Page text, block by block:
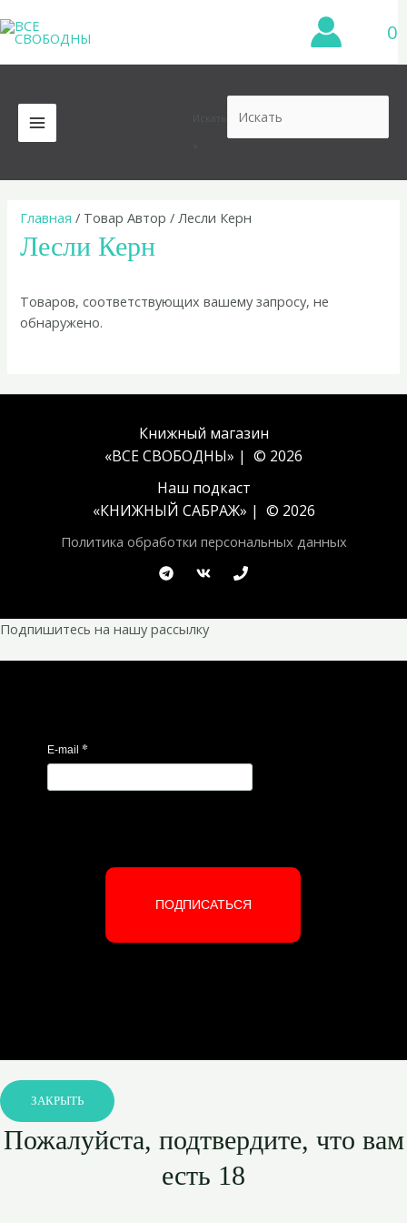
к
содержимому
0
MAIN
MENU
Главная / Товар Автор / Лесли Керн
Лесли Керн
Товаров, соответствующих вашему запросу, не
обнаружено.
Книжный магазин
«ВСЕ СВОБОДНЫ» | © 2026
Наш подкаст
«КНИЖНЫЙ САБРАЖ» | © 2026
Политика обработки персональных данных
Подпишитесь на нашу рассылку
E-mail *
ПОДПИСАТЬСЯ
ЗАКРЫТЬ
Пожалуйста, подтвердите, что вам
есть 18